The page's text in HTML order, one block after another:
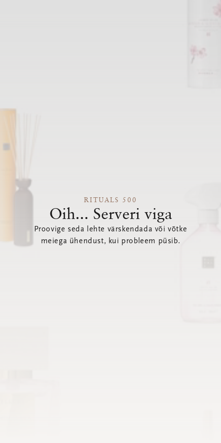
RITUALS 500
Oih... Serveri viga
Proovige seda lehte värskendada või võtke
meiega ühendust, kui probleem püsib.